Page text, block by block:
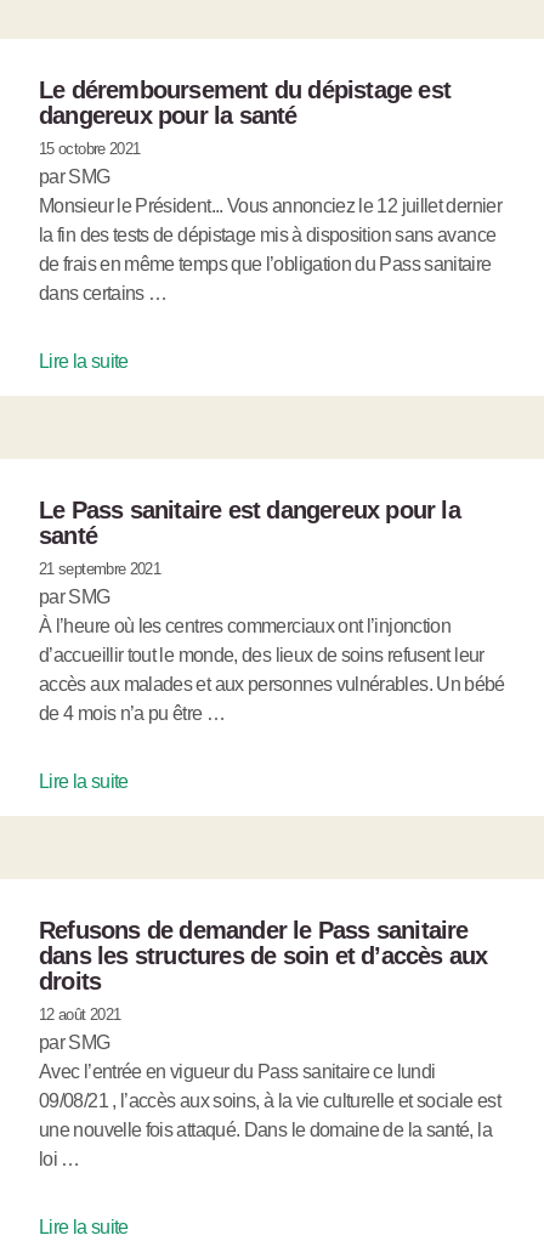
Le déremboursement du dépistage est
dangereux pour la santé
15 octobre 2021
par SMG
Monsieur le Président... Vous annonciez le 12 juillet dernier
la fin des tests de dépistage mis à disposition sans avance
de frais en même temps que l’obligation du Pass sanitaire
dans certains …
Lire la suite
Le Pass sanitaire est dangereux pour la
santé
21 septembre 2021
par SMG
À l’heure où les centres commerciaux ont l’injonction
d’accueillir tout le monde, des lieux de soins refusent leur
accès aux malades et aux personnes vulnérables. Un bébé
de 4 mois n’a pu être …
Lire la suite
Refusons de demander le Pass sanitaire
dans les structures de soin et d’accès aux
droits
12 août 2021
par SMG
Avec l’entrée en vigueur du Pass sanitaire ce lundi
09/08/21 , l’accès aux soins, à la vie culturelle et sociale est
une nouvelle fois attaqué. Dans le domaine de la santé, la
loi …
Lire la suite